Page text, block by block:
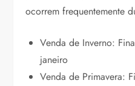
ocorrem frequentemente
Venda de Inverno:
janeiro
Venda de Primavera: